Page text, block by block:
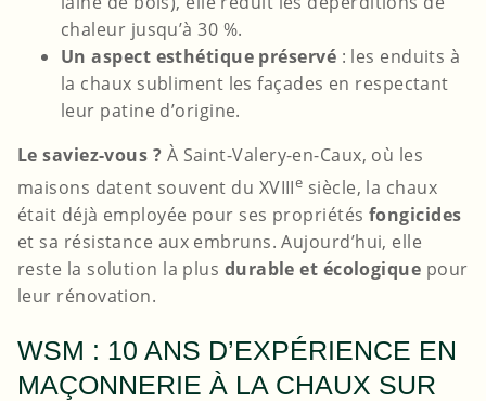
chaleur jusqu’à 30 %.
Un aspect esthétique préservé : les enduits à
la chaux subliment les façades en respectant
leur patine d’origine.
Le saviez-vous ? À Saint-Valery-en-Caux, où les
maisons datent souvent du XVIIIe siècle, la chaux
était déjà employée pour ses propriétésfongicides
et sa résistance aux embruns. Aujourd’hui, elle
reste la solution la plus durable et écologique pour
leur rénovation.
WSM : 10 ANS D’EXPÉRIENCE EN
MAÇONNERIE À LA CHAUX SUR